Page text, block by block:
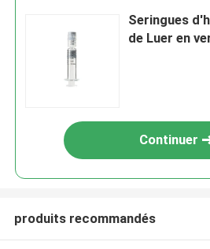
Seringues d'huile
de Luer en
Continuer
produits recommandés